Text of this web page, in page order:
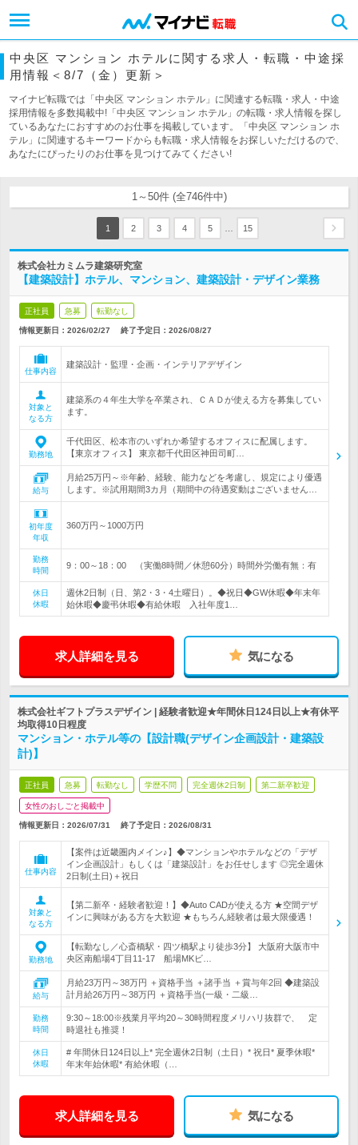
中央区 マンション ホテルに関する求人・転職・中途採
用情報＜8/7（金）更新＞
マイナビ転職では「中央区 マンション ホテル」に関連する転職・求人・中途
採用情報を多数掲載中!「中央区 マンション ホテル」の転職・求人情報を探し
ているあなたにおすすめのお仕事を掲載しています。「中央区 マンション ホ
テル」に関連するキーワードからも転職・求人情報をお探しいただけるので、
あなたにぴったりのお仕事を見つけてみてください!
1～50件 (全746件中)
1 2 3 4 5 15
株式会社カミムラ建築研究室
【建築設計】ホテル、マンション、建築設計・デザイン業務
正社員 急募 転勤なし
情報更新日：2026/02/27 終了予定日： 2026/08/27
仕事内容
建築設計・監理・企画・インテリアデザイン
対象と
なる方
建築系の４年生大学を卒業され、ＣＡＤが使える方を募集してい
ます。
勤務地
千代田区、松本市のいずれか希望するオフィスに配属します。
【東京オフィス】 東京都千代田区神田司町…
給与
月給25万円～※年齢、経験、能力などを考慮し、規定により優遇
します。※試用期間3カ月（期間中の待遇変動はございません…
初年度
年収
360万円～1000万円
勤務
時間
9：00～18：00 （実働8時間／休憩60分）時間外労働有無：有
休日
休暇
週休2日制（日、第2・3・4土曜日）。◆祝日◆GW休暇◆年末年
始休暇◆慶弔休暇◆有給休暇 入社年度1…
求人詳細を見る 気になる
株式会社ギフトプラスデザイン | 経験者歓迎★年間休日124日以上★有休平
均取得10日程度
マンション・ホテル等の【設計職(デザイン企画設計・建築設
計)】
正社員 急募 転勤なし 学歴不問 完全週休2日制 第二新卒歓迎
女性のおしごと掲載中
情報更新日：2026/07/31 終了予定日： 2026/08/31
仕事内容
【案件は近畿圏内メイン♪】◆マンションやホテルなどの「デザ
イン企画設計」もしくは「建築設計」をお任せします ◎完全週休
2日制(土日)＋祝日
対象と
なる方
【第二新卒・経験者歓迎！】◆Auto CADが使える方 ★空間デザ
インに興味がある方を大歓迎 ★もちろん経験者は最大限優遇！
勤務地
【転勤なし／心斎橋駅・四ツ橋駅より徒歩3分】 大阪府大阪市中
央区南船場4丁目11-17 船場MKビ…
給与
月給23万円～38万円 ＋資格手当 ＋諸手当 ＋賞与年2回 ◆建築設
計月給26万円～38万円 ＋資格手当(一級・二級…
勤務
時間
9:30～18:00※残業月平均20～30時間程度メリハリ抜群で、 定
時退社も推奨！
休日
休暇
# 年間休日124日以上* 完全週休2日制（土日）* 祝日* 夏季休暇*
年末年始休暇* 有給休暇（…
求人詳細を見る 気になる